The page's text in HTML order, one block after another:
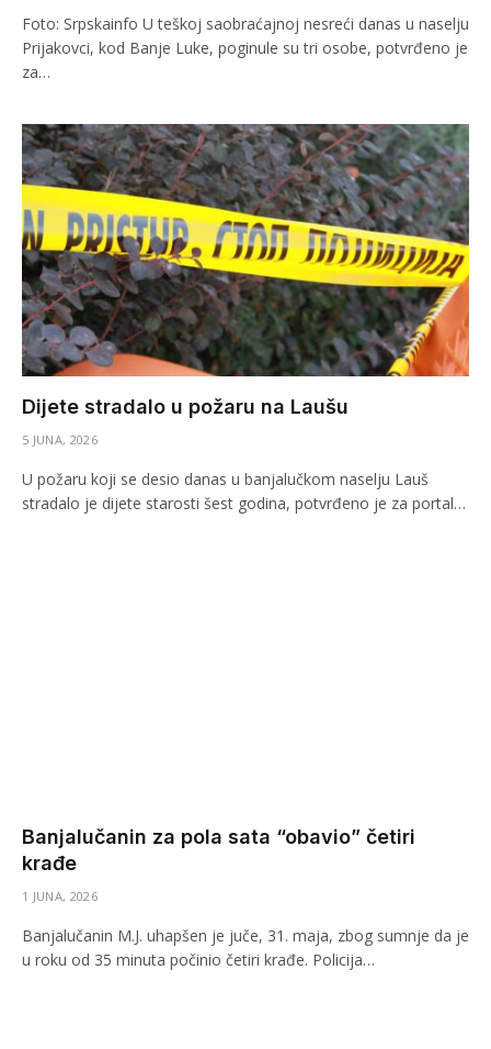
Foto: Srpskainfo U teškoj saobraćajnoj nesreći danas u naselju
Prijakovci, kod Banje Luke, poginule su tri osobe, potvrđeno je
za…
Dijete stradalo u požaru na Laušu
5 JUNA, 2026
U požaru koji se desio danas u banjalučkom naselju Lauš
stradalo je dijete starosti šest godina, potvrđeno je za portal…
Banjalučanin za pola sata “obavio” četiri
krađe
1 JUNA, 2026
Banjalučanin M.J. uhapšen je juče, 31. maja, zbog sumnje da je
u roku od 35 minuta počinio četiri krađe. Policija…